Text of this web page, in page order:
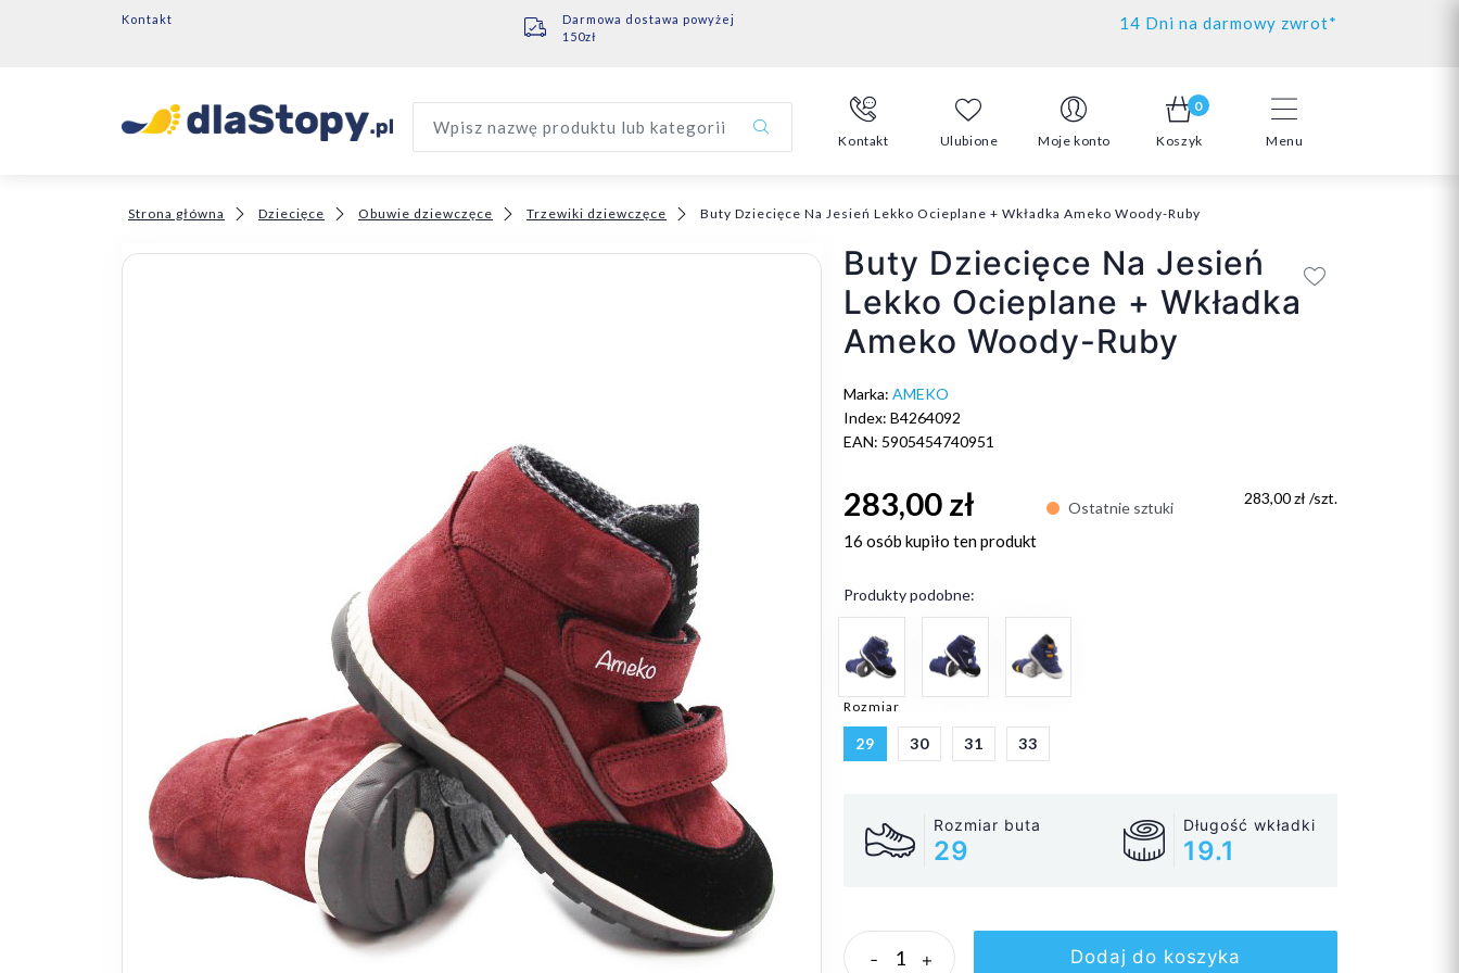
Kontakt
Darmowa dostawa powyżej
150zł
14 Dni na darmowy zwrot*
Menu
Wpisz nazwę produktu lub kategorii
Kontakt Ulubione Moje konto
0
Koszyk
Strona główna Dziecięce Obuwie dziewczęce Trzewiki dziewczęce Buty Dziecięce Na Jesień Lekko Ocieplane + Wkładka Ameko Woody-Ruby
Buty Dziecięce Na Jesień
Lekko Ocieplane + Wkładka
Ameko Woody-Ruby
Marka: AMEKO
Index: B4264092
EAN: 5905454740951
283,00 zł Ostatnie sztuki
283,00 zł /szt.
16 osób kupiło ten produkt
Produkty podobne:
Rozmiar
29 30 31 33
Rozmiar buta
29
Długość wkładki
19.1
- + Dodaj do koszyka